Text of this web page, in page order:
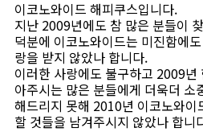
이코노와이드 해피쿠스입니다.
지난 2009년에도 참 많은 분들이
덕분에 이코노와이드는 미진함에
랑을 받지 않았나 합니다.
이러한 사랑에도 불구하고 2009
아주시는 많은 분들에게 더욱더 소
해드리지 못해 2010년 이코노와
할 것들을 남겨주시지 않았나 합니